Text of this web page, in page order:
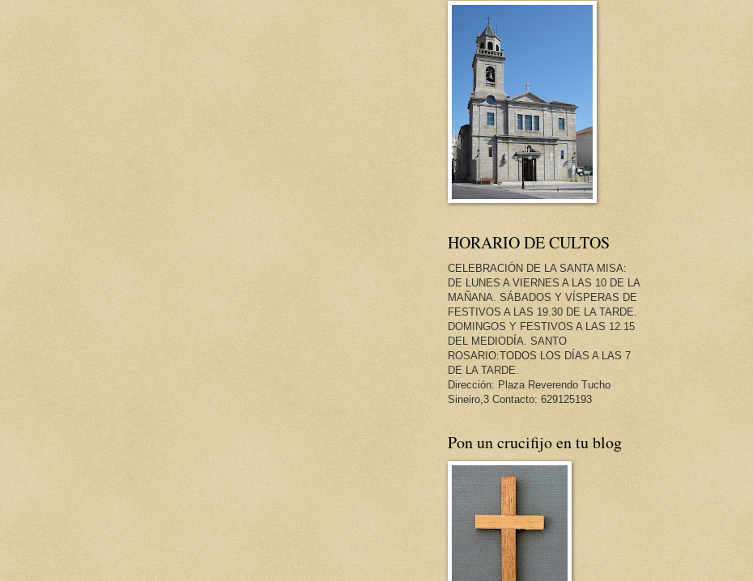
HORARIO DE CULTOS
CELEBRACIÓN DE LA SANTA MISA:
DE LUNES A VIERNES A LAS 10 DE LA
MAÑANA. SÁBADOS Y VÍSPERAS DE
FESTIVOS A LAS 19.30 DE LA TARDE.
DOMINGOS Y FESTIVOS A LAS 12.15
DEL MEDIODÍA. SANTO
ROSARIO:TODOS LOS DÍAS A LAS 7
DE LA TARDE.
Dirección: Plaza Reverendo Tucho
Sineiro,3 Contacto: 629125193
Pon un crucifijo en tu blog